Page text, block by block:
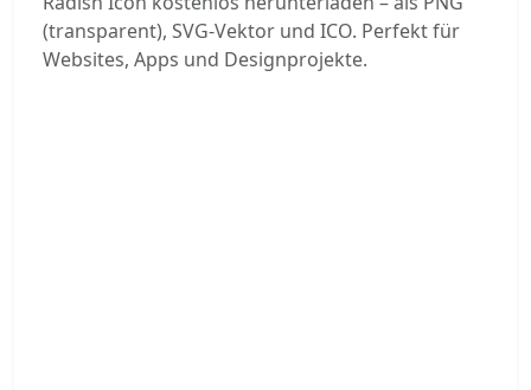
(transparent), SVG-Vektor und ICO. Perfekt für
Websites, Apps und Designprojekte.